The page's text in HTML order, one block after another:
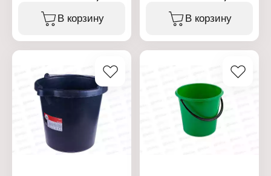
Объем: 5 л
Назначение:
В корзину
Особенность: с ручками
Цвет: красный
Форма: овальный
Объем: 30 л
Габаритные размеры:
В корзину